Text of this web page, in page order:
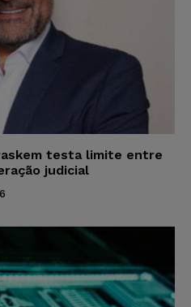
testa limite entre
judicial